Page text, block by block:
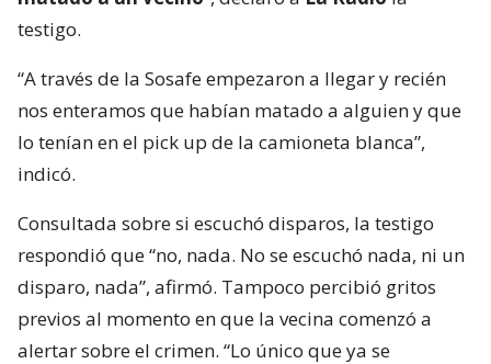
testigo.
“A través de la Sosafe empezaron a llegar y recién
nos enteramos que habían matado a alguien y que
lo tenían en el pick up de la camioneta blanca”,
indicó.
Consultada sobre si escuchó disparos, la testigo
respondió que “no, nada. No se escuchó nada, ni un
disparo, nada”, afirmó. Tampoco percibió gritos
previos al momento en que la vecina comenzó a
alertar sobre el crimen. “Lo único que ya se